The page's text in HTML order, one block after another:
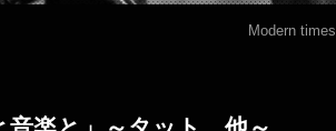
Modern times